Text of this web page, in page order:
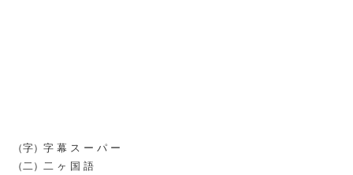
（字）字 幕 ス ー パ ー
（二）二 ヶ 国 語